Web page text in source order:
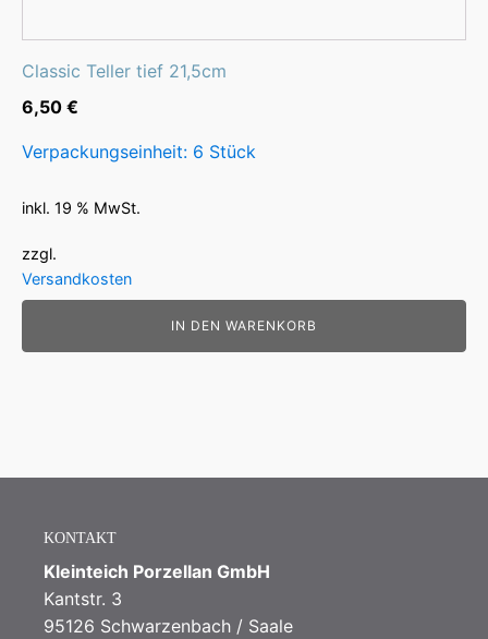
22 cm (1)
22,5 cm
23,5 cm
25 cm (0)
29 cm
29,5 cm (0)
30 cm
Classic Teller tief 21,5cm
6,50 €
Verpackungseinheit: 6 Stück
inkl. 19 % MwSt.
zzgl.
Versandkosten
IN DEN WARENKORB
KONTAKT
Kleinteich Porzellan GmbH
Kantstr. 3
95126 Schwarzenbach / Saale